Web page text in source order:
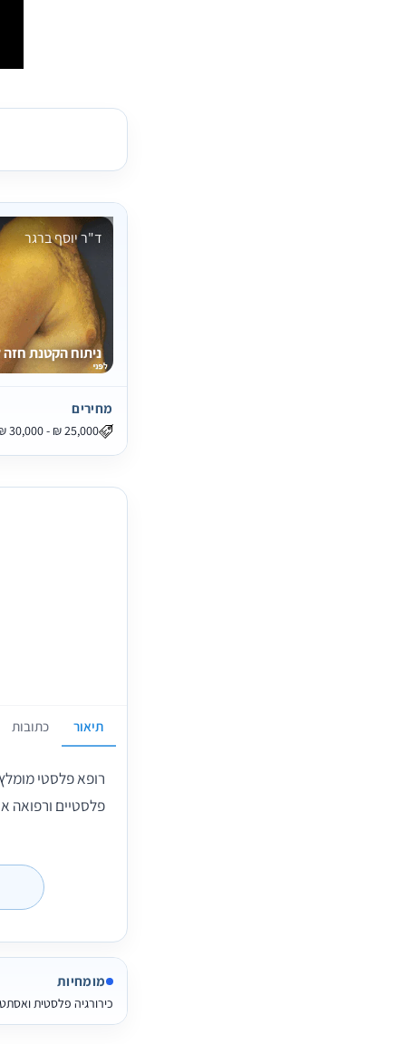
ד"ר יוסף ברגר
ניתוח הקטנת
מחירים
‏25,000 ₪ - ‏30,000 ₪
תיאור כתובות
רופא פלסטי
פלסטיים ורפואה
מומחיות
כירורגיה פלסטית